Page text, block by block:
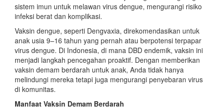
sistem imun untuk melawan virus dengue, mengurangi risiko
infeksi berat dan komplikasi.
Vaksin dengue, seperti Dengvaxia, direkomendasikan untuk
anak usia 9–16 tahun yang pernah atau berpotensi terpapar
virus dengue. Di Indonesia, di mana DBD endemik, vaksin ini
menjadi langkah pencegahan proaktif. Dengan memberikan
vaksin demam berdarah untuk anak, Anda tidak hanya
melindungi mereka tetapi juga mengurangi penyebaran virus
di komunitas.
Manfaat Vaksin Demam Berdarah